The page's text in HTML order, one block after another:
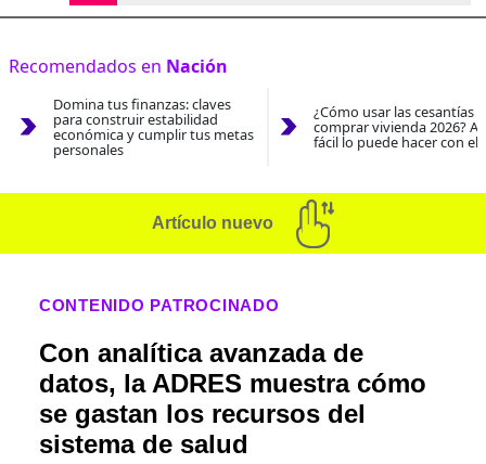
Recomendados en Nación
Domina tus finanzas: claves
para construir estabilidad
económica y cumplir tus metas
personales
¿Cómo usar las cesantías
comprar vivienda 2026?
fácil lo puede hacer con el
Artículo nuevo
CONTENIDO PATROCINADO
Con analítica avanzada de
datos, la ADRES muestra cómo
se gastan los recursos del
sistema de salud